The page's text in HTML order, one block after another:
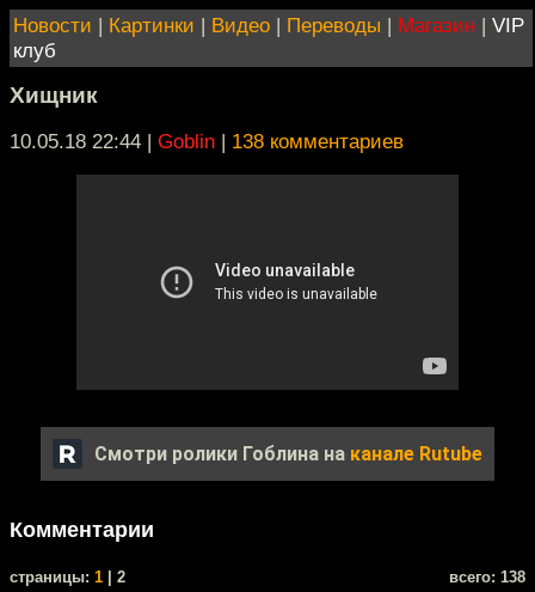
Новости | Картинки | Видео | Переводы | Магазин | VIP
клуб
Хищник
10.05.18 22:44 | Goblin | 138 комментариев
Смотри ролики Гоблина на канале Rutube
Комментарии
cтраницы: 1 | 2 всего: 138